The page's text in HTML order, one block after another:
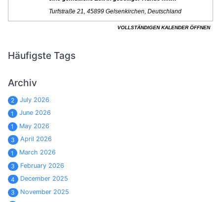
Häufigste Tags
Archiv
2
July 2026
1
June 2026
1
May 2026
3
April 2026
1
March 2026
3
February 2026
4
December 2025
3
November 2025